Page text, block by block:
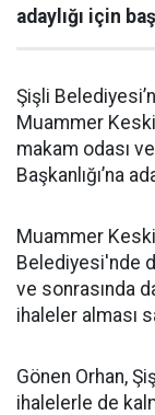
adaylığı için
Şişli
Muammer
makam odası
Başkanlığı’na
Muammer
Belediyesi'nde
ve sonrasında
ihaleler alması
Gönen Orhan,
ihalelerle de